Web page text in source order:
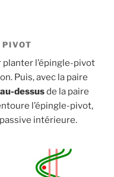
planter l’épingle-pivot
Puis, avec la paire
au-dessusde la paire
l’épingle-pivot,
intérieure.